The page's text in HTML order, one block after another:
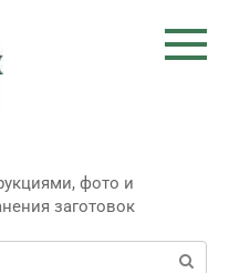
фото и
заготовок